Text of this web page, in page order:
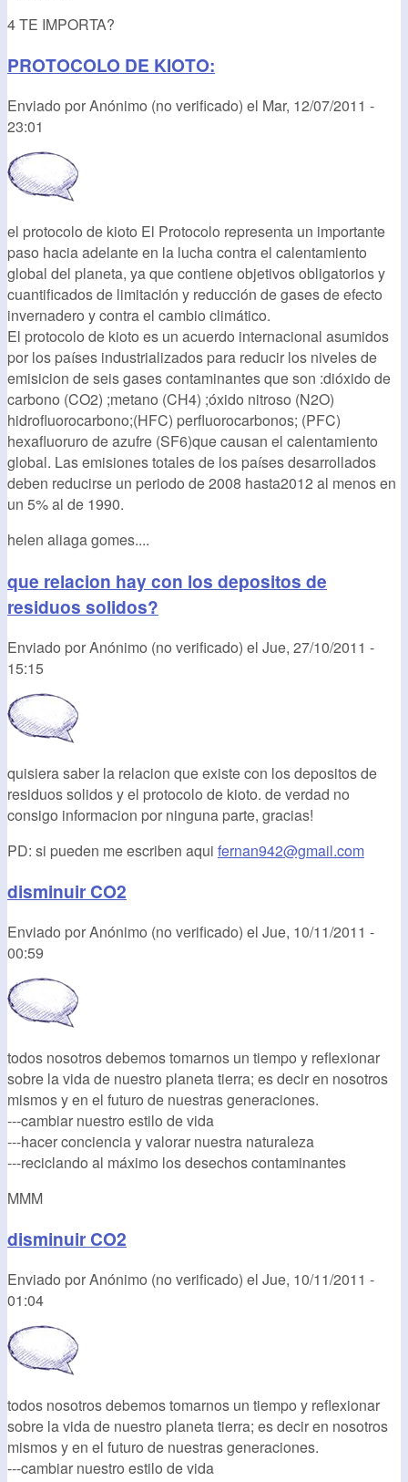
4 TE IMPORTA?
PROTOCOLO DE KIOTO:
Enviado porAnónimo (no verificado) el Mar, 12/07/2011 -
23:01
el protocolo de kioto El Protocolo representa un importante
paso hacia adelante en la lucha contra el calentamiento
global del planeta, ya que contiene objetivos obligatorios y
cuantificados de limitación y reducción de gases de efecto
invernadero y contra el cambio climático.
El protocolo de kioto es un acuerdo internacional asumidos
por los países industrializados para reducir los niveles de
emisicion de seis gases contaminantes que son :dióxido de
carbono (CO2) ;metano (CH4) ;óxido nitroso (N2O)
hidrofluorocarbono;(HFC) perfluorocarbonos; (PFC)
hexafluoruro de azufre (SF6)que causan el calentamiento
global. Las emisiones totales de los países desarrollados
deben reducirse un periodo de 2008 hasta2012 al menos en
un 5% al de 1990.
helen aliaga gomes....
que relacion hay con los depositos de
residuos solidos?
Enviado porAnónimo (no verificado) el Jue, 27/10/2011 -
15:15
quisiera saber la relacion que existe con los depositos de
residuos solidos y el protocolo de kioto. de verdad no
consigo informacion por ninguna parte, gracias!
PD: si pueden me escriben aqui fernan942@gmail.com
disminuir CO2
Enviado porAnónimo (no verificado) el Jue, 10/11/2011 -
00:59
todos nosotros debemos tomarnos un tiempo y reflexionar
sobre la vida de nuestro planeta tierra; es decir en nosotros
mismos y en el futuro de nuestras generaciones.
---cambiar nuestro estilo de vida
---hacer conciencia y valorar nuestra naturaleza
---reciclando al máximo los desechos contaminantes
MMM
disminuir CO2
Enviado porAnónimo (no verificado) el Jue, 10/11/2011 -
01:04
todos nosotros debemos tomarnos un tiempo y reflexionar
sobre la vida de nuestro planeta tierra; es decir en nosotros
mismos y en el futuro de nuestras generaciones.
---cambiar nuestro estilo de vida